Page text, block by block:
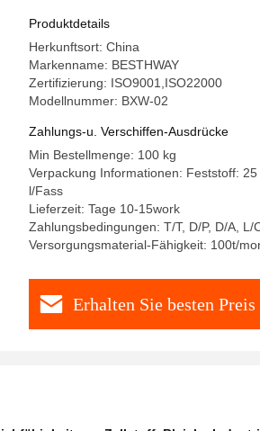
Produktdetails
Herkunftsort: China
Markenname: BESTHWAY
Zertifizierung: ISO9001,ISO22000
Modellnummer: BXW-02
Zahlungs-u. Verschiffen-Ausdrücke
Min Bestellmenge: 100 kg
Verpackung Informationen: Feststoff:
l/Fass
Lieferzeit: Tage 10-15work
Zahlungsbedingungen: T/T, D/P, D/A, L/
Versorgungsmaterial-Fähigkeit: 100t/
Erhalten Sie besten Preis